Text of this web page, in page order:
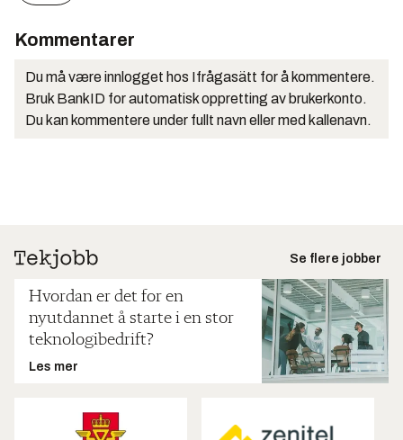
Kommentarer
Du må være innlogget hos Ifrågasätt for å kommentere.
Bruk BankID for automatisk oppretting av brukerkonto.
Du kan kommentere under fullt navn eller med kallenavn.
Se flere jobber
Hvordan er det for en
nyutdannet å starte i en stor
teknologibedrift?
Les mer